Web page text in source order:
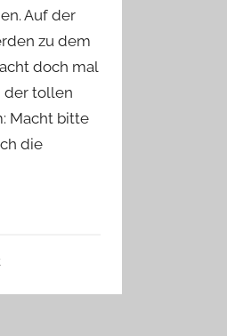
Auf der
zu dem
doch mal
der tollen
Macht bitte
die